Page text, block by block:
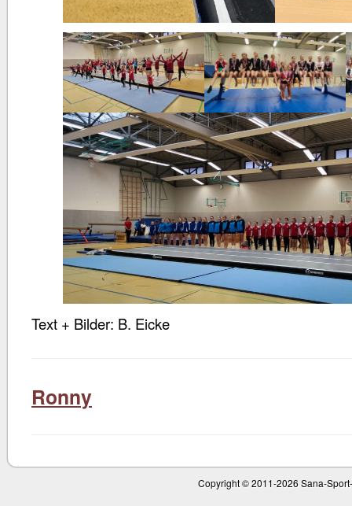
Text + Bilder: B. Eicke
Ronny
Copyright © 2011-2026 Sana-